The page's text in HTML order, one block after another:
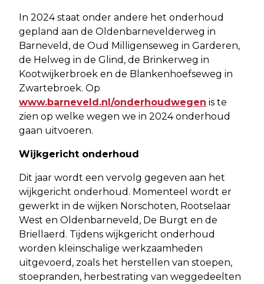
In 2024 staat onder andere het onderhoud
gepland aan de Oldenbarnevelderweg in
Barneveld, de Oud Milligenseweg in Garderen,
de Helweg in de Glind, de Brinkerweg in
Kootwijkerbroek en de Blankenhoefseweg in
Zwartebroek. Op
www.barneveld.nl/onderhoudwegen is te
zien op welke wegen we in 2024 onderhoud
gaan uitvoeren.
Wijkgericht onderhoud
Dit jaar wordt een vervolg gegeven aan het
wijkgericht onderhoud. Momenteel wordt er
gewerkt in de wijken Norschoten, Rootselaar
West en Oldenbarneveld, De Burgt en de
Briellaerd. Tijdens wijkgericht onderhoud
worden kleinschalige werkzaamheden
uitgevoerd, zoals het herstellen van stoepen,
stoepranden, herbestrating van weggedeelten